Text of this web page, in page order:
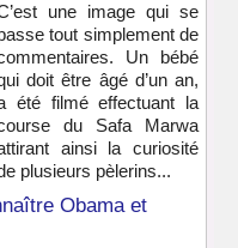
une image qui se
tout simplement de
Un bébé
doit être âgé d’un an,
été filmé effectuant la
du Safa Marwa
ainsi la curiosité
plusieurs pèlerins...
Obama et